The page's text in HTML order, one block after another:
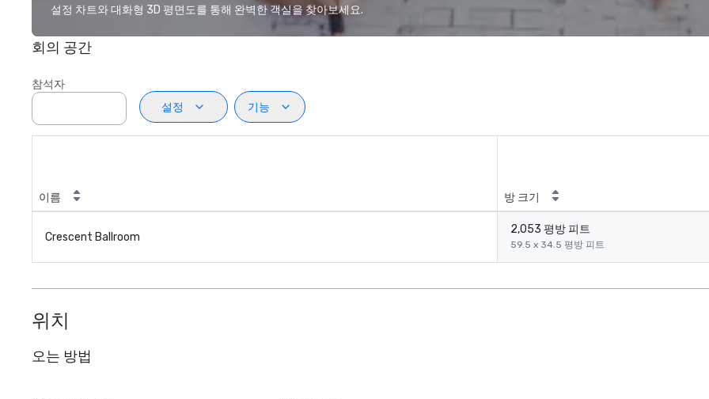
설정 차트와 대화형 3D 평면도를 통해 완벽한 객실을 찾아보세요.
회의 공간
참석자
설정
기능
이름 방 크기
Crescent Ballroom
2,053 평방 피트
59.5 x 34.5 평방 피트
위치
오는 방법